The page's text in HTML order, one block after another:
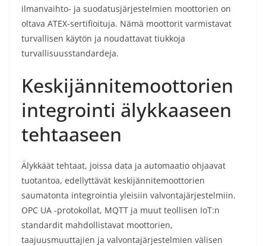
ilmanvaihto- ja suodatusjärjestelmien moottorien on
oltava ATEX-sertifioituja. Nämä moottorit varmistavat
turvallisen käytön ja noudattavat tiukkoja
turvallisuusstandardeja.
Keskijännitemoottorien
integrointi älykkaaseen
tehtaaseen
Älykkäät tehtaat, joissa data ja automaatio ohjaavat
tuotantoa, edellyttävät keskijännitemoottorien
saumatonta integrointia yleisiin valvontajärjestelmiin.
OPC UA -protokollat, MQTT ja muut teollisen IoT:n
standardit mahdollistavat moottorien,
taajuusmuuttajien ja valvontajärjestelmien välisen